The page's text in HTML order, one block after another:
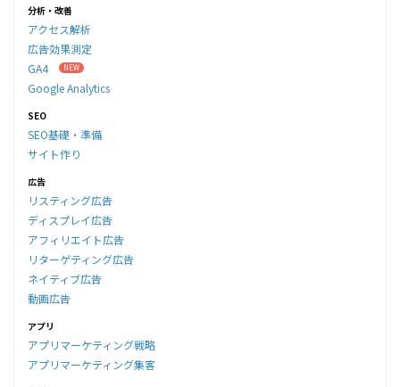
分析・改善
アクセス解析
広告効果測定
GA4
Google Analytics
SEO
SEO基礎・準備
サイト作り
広告
リスティング広告
ディスプレイ広告
アフィリエイト広告
リターゲティング広告
ネイティブ広告
動画広告
アプリ
アプリマーケティング戦略
アプリマーケティング集客